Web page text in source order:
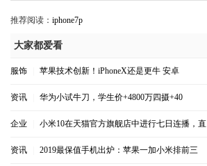
推荐阅读： iphone7p
大家都爱看
服饰 苹果技术创新！iPhoneX还是更牛 安卓
资讯 华为小试牛刀，学生价+4800万四摄+40
企业 小米10在天猫官方旗舰店中进行七日连播，直
资讯 2019最保值手机出炉：苹果一加小米排前三